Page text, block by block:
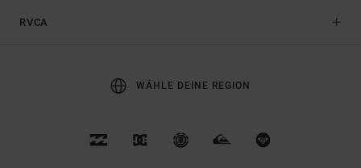
RVCA
WÄHLE DEINE REGION